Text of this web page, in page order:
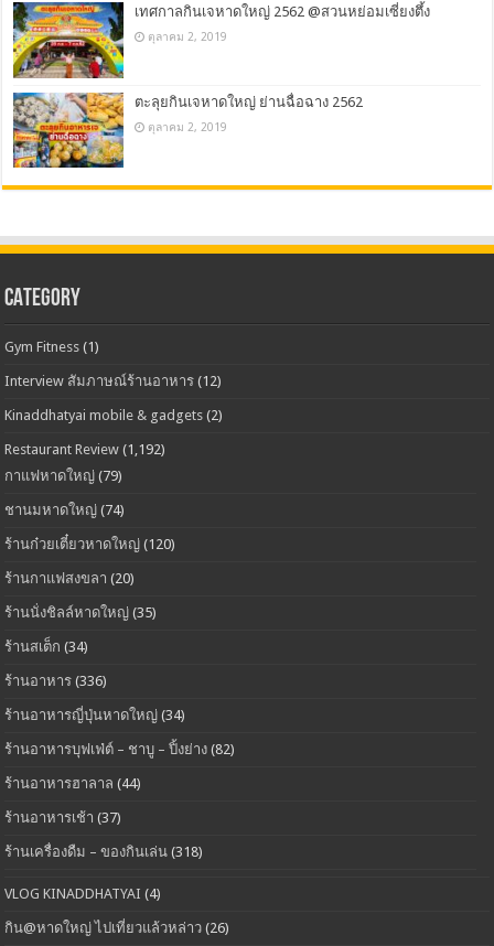
เทศกาลกินเจหาดใหญ่ 2562 @สวนหย่อมเซี่ยงตึ้ง
ตุลาคม 2, 2019
ตะลุยกินเจหาดใหญ่ ย่านฉื่อฉาง 2562
ตุลาคม 2, 2019
CATEGORY
Gym Fitness (1)
Interview สัมภาษณ์ร้านอาหาร (12)
Kinaddhatyai mobile & gadgets (2)
Restaurant Review (1,192)
กาแฟหาดใหญ่ (79)
ชานมหาดใหญ่ (74)
ร้านก๋วยเตี๋ยวหาดใหญ่ (120)
ร้านกาแฟสงขลา (20)
ร้านนั่งชิลล์หาดใหญ่ (35)
ร้านสเต็ก (34)
ร้านอาหาร (336)
ร้านอาหารญี่ปุ่นหาดใหญ่ (34)
ร้านอาหารบุฟเฟ่ต์ – ชาบู – ปิ้งย่าง (82)
ร้านอาหารฮาลาล (44)
ร้านอาหารเช้า (37)
ร้านเครื่องดืม – ของกินเล่น (318)
VLOG KINADDHATYAI (4)
กิน@หาดใหญ่ ไปเที่ยวแล้วหล่าว (26)